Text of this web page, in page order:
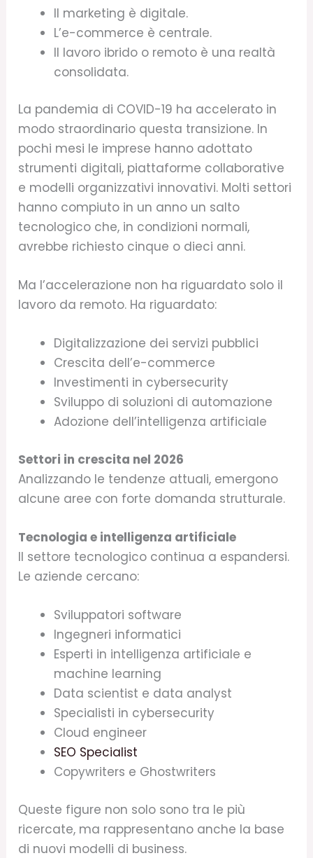
Il marketing è digitale.
L’e-commerce è centrale.
Il lavoro ibrido o remoto è una realtà
consolidata.
La pandemia di COVID-19 ha accelerato in
modo straordinario questa transizione. In
pochi mesi le imprese hanno adottato
strumenti digitali, piattaforme collaborative
e modelli organizzativi innovativi. Molti settori
hanno compiuto in un anno un salto
tecnologico che, in condizioni normali,
avrebbe richiesto cinque o dieci anni.
Ma l’accelerazione non ha riguardato solo il
lavoro da remoto. Ha riguardato:
Digitalizzazione dei servizi pubblici
Crescita dell’e-commerce
Investimenti in cybersecurity
Sviluppo di soluzioni di automazione
Adozione dell’intelligenza artificiale
Settori in crescita nel 2026
Analizzando le tendenze attuali, emergono
alcune aree con forte domanda strutturale.
Tecnologia e intelligenza artificiale
Il settore tecnologico continua a espandersi.
Le aziende cercano:
Sviluppatori software
Ingegneri informatici
Esperti in intelligenza artificiale e
machine learning
Data scientist e data analyst
Specialisti in cybersecurity
Cloud engineer
SEO Specialist
Copywriters e Ghostwriters
Queste figure non solo sono tra le più
ricercate, ma rappresentano anche la base
di nuovi modelli di business.